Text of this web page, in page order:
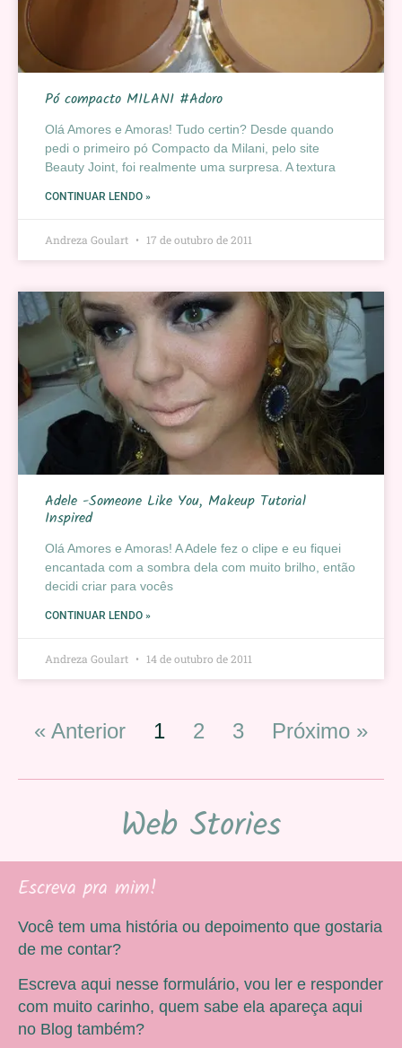
Pó compacto MILANI #Adoro
Olá Amores e Amoras! Tudo certin? Desde quando
pedi o primeiro pó Compacto da Milani, pelo site
Beauty Joint, foi realmente uma surpresa. A textura
CONTINUAR LENDO »
Andreza Goulart 17 de outubro de 2011
Adele -Someone Like You, Makeup Tutorial
Inspired
Olá Amores e Amoras! A Adele fez o clipe e eu fiquei
encantada com a sombra dela com muito brilho, então
decidi criar para vocês
CONTINUAR LENDO »
Andreza Goulart 14 de outubro de 2011
« Anterior 1 2 3 Próximo »
Web Stories
Escreva pra mim!
Você tem uma história ou depoimento que gostaria
de me contar?
Escreva aqui nesse formulário, vou ler e responder
com muito carinho, quem sabe ela apareça aqui
no Blog também?